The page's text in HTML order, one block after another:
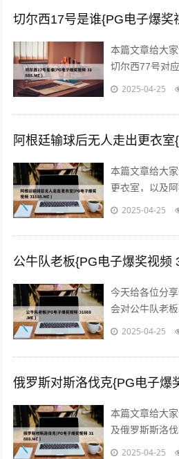
切尔西17号是谁{PG电子爆奖
本篇文章给大
切尔西77号对
帮助，不要忘
2025-04-25
本篇文章给大
更衣室，以及
点，希望对各
2025-04-25
公牛队老板{PG电子爆奖视频
今天给各位分
会对公牛队老
解决你现在面
2025-04-25
俄罗斯对斯洛伐克{PG电子爆
本篇文章给大
及俄罗斯斯洛
对各位有所帮
2025-04-25